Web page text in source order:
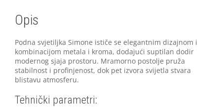
Opis
Podna svjetiljka Simone ističe se elegantnim dizajnom i
kombinacijom metala i kroma, dodajući suptilan dodir
modernog sjaja prostoru. Mramorno postolje pruža
stabilnost i profinjenost, dok pet izvora svijetla stvara
blistavu atmosferu.
Tehnički parametri: